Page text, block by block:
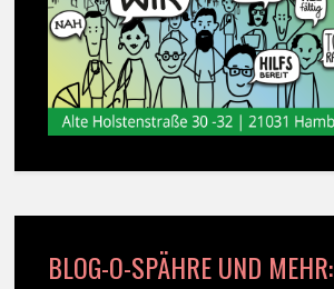
BLOG-O-SPÄHRE UND MEHR: